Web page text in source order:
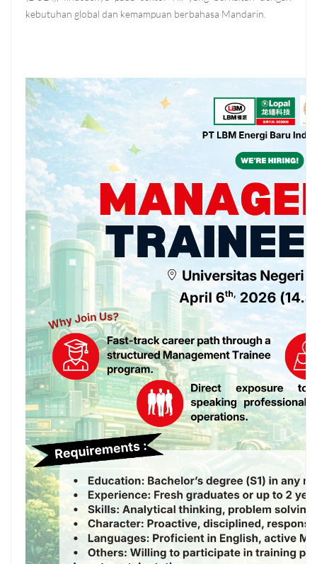
kebutuhan global dan kemampuan berbahasa Mandarin.